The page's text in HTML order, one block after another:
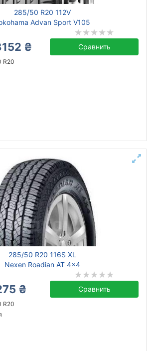
285/50 R20 112V
Advan Sport V105
₴ Сравнить
R20
285/50 R20 116S XL
Nexen Roadian AT 4x4
₴ Сравнить
R20